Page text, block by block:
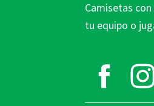
Camisetas
tu equipo o